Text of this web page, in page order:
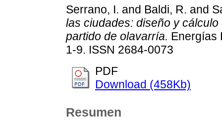
Serrano, I. and Baldi, R. and
las ciudades: diseño y
partido de olavarría. Energías
1-9. ISSN 2684-0073
PDF
Download (458Kb)
Resumen